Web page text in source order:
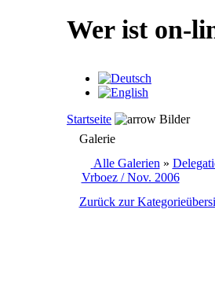
Wer ist on-
Startseite
Bilder
Galerie
Alle Galerien »
Vrboez / Nov. 2006
Zurück zur